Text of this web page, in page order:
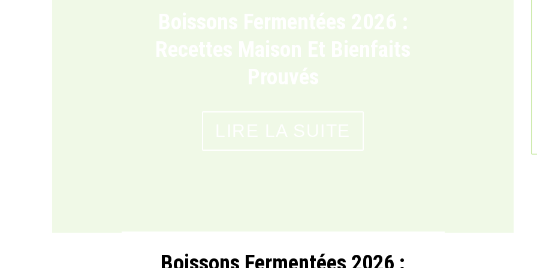
Pleine Conscience Et Alimentation :
Transformer Votre Rapport À La
Nourriture
LIRE LA SUITE